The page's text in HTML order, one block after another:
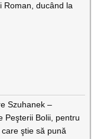
Roman, ducând la
–
Peşterii Bolii, pentru
ştie să pună